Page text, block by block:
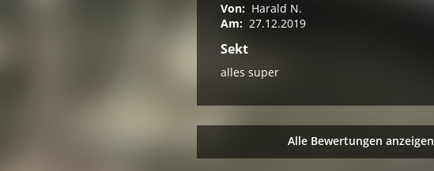
Von: Harald N.
Am: 27.12.2019
Sekt
alles super
Alle Bewertungen anzeigen